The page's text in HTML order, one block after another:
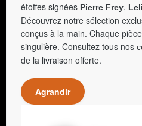
étoffes signées Pierre Frey,
Découvrez notre sélection
conçus à la main. Chaque
singulière. Consultez tous nos
de la livraison offerte.
Agrandir